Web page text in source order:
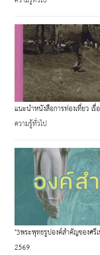
แนะนำหนังสือการท่องเที่ยว เ
ความรู้ทั่วไป
"3พระพุทธรูปองค์สำคัญของศรี
2569